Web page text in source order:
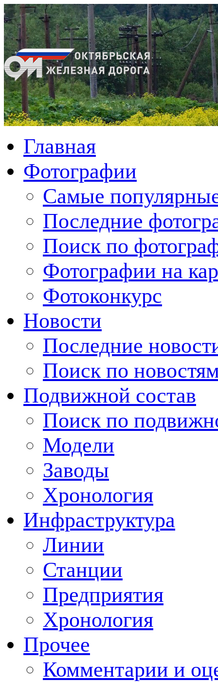
Главная
Фотографии
Cамые
Последние
Поиск по
Фотографии на
Фотоконкурс
Новости
Последние
Поиск по
Подвижной состав
Поиск по
Модели
Заводы
Хронология
Инфраструктура
Линии
Станции
Предприятия
Хронология
Прочее
Комментарии и